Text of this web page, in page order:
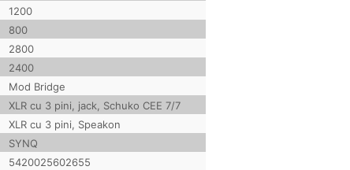
1200
800
2800
2400
Mod Bridge
XLR cu 3 pini, jack, Schuko CEE 7/7
XLR cu 3 pini, Speakon
SYNQ
5420025602655